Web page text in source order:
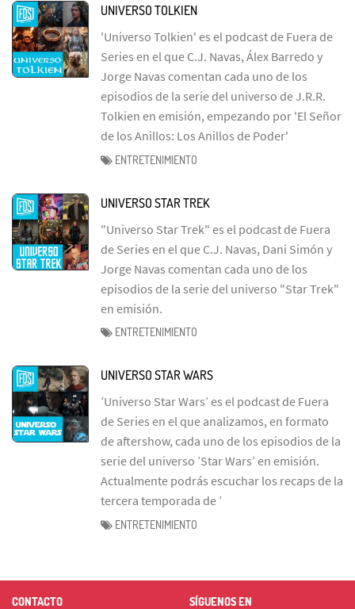
UNIVERSO TOLKIEN
'Universo Tolkien' es el podcast de Fuera de
Series en el que C.J. Navas, Álex Barredo y
Jorge Navas comentan cada uno de los
episodios de la serie del universo de J.R.R.
Tolkien en emisión, empezando por 'El Señor
de los Anillos: Los Anillos de Poder'
ENTRETENIMIENTO
UNIVERSO STAR TREK
"Universo Star Trek" es el podcast de Fuera
de Series en el que C.J. Navas, Dani Simón y
Jorge Navas comentan cada uno de los
episodios de la serie del universo "Star Trek"
en emisión.
ENTRETENIMIENTO
UNIVERSO STAR WARS
’Universo Star Wars’ es el podcast de Fuera
de Series en el que analizamos, en formato
de aftershow, cada uno de los episodios de la
serie del universo ’Star Wars’ en emisión.
Actualmente podrás escuchar los recaps de la
tercera temporada de ’
ENTRETENIMIENTO
CONTACTO SÍGUENOS EN